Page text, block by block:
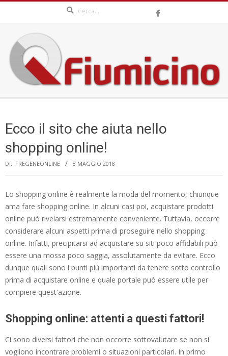
content
QFIUMICINO.COM
Menu
Ecco il sito che aiuta nello
shopping online!
DI: FREGENEONLINE 8 MAGGIO 2018
Lo shopping online è realmente la moda del momento, chiunque
ama fare shopping online. In alcuni casi poi, acquistare prodotti
online può rivelarsi estremamente conveniente. Tuttavia, occorre
considerare alcuni aspetti prima di proseguire nello shopping
online. Infatti, precipitarsi ad acquistare su siti poco affidabili può
essere una mossa poco saggia, assolutamente da evitare. Ecco
dunque quali sono i punti più importanti da tenere sotto controllo
prima di acquistare online e quale portale può essere utile per
compiere quest'azione.
Shopping online: attenti a questi fattori!
Ci sono diversi fattori che non occorre sottovalutare se non si
vogliono incontrare problemi o situazioni particolari. In primo